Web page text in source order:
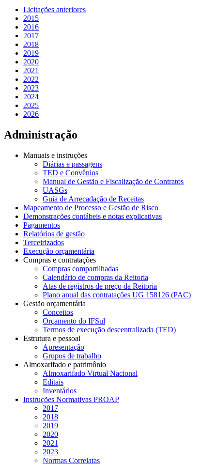
Licitações anteriores
2015
2016
2017
2018
2019
2020
2021
2022
2023
2024
2025
2026
Administração
Manuais e instruções
Diárias e passagens
TED e Convênios
Manual de Gestão e Fiscalização de Contratos
UASGs
Guia de Arrecadação de Receitas
Mapeamento de Processo e Gestão de Risco
Demonstrações contábeis e notas explicativas
Pagamentos
Relatórios de gestão
Terceirizados
Execução orçamentária
Compras e contratações
Compras compartilhadas
Calendário de compras da Reitoria
Atas de registros de preço da Reitoria
Plano anual das contratações UG 158126 (PAC)
Gestão orçamentária
Conceitos
Orçamento do IFSul
Termos de execução descentralizada (TED)
Estrutura e pessoal
Apresentação
Grupos de trabalho
Almoxarifado e patrimônio
Almoxarifado Virtual Nacional
Editais
Inventários
Instruções Normativas PROAP
2017
2018
2019
2020
2021
2023
Normas Correlatas